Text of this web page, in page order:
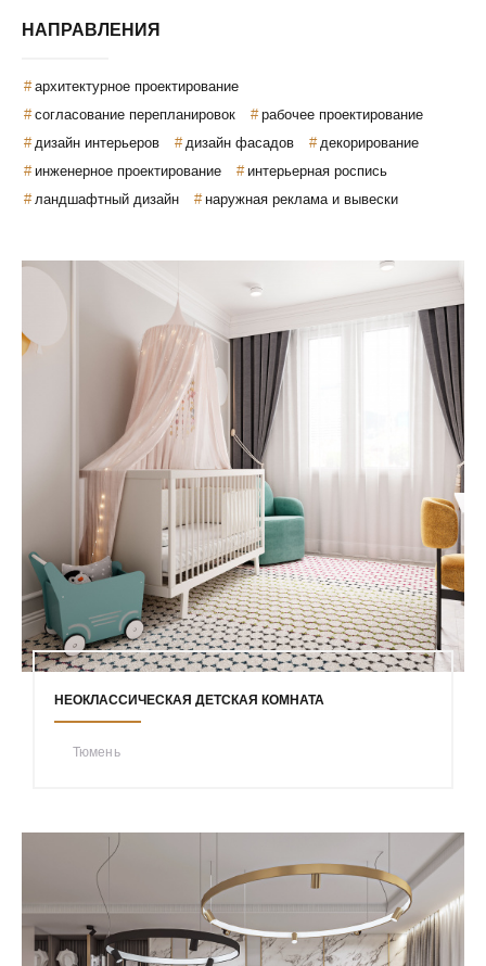
НАПРАВЛЕНИЯ
архитектурное проектирование
согласование перепланировок
рабочее проектирование
дизайн интерьеров
дизайн фасадов
декорирование
инженерное проектирование
интерьерная роспись
ландшафтный дизайн
наружная реклама и вывески
НЕОКЛАССИЧЕСКАЯ ДЕТСКАЯ КОМНАТА
Тюмень